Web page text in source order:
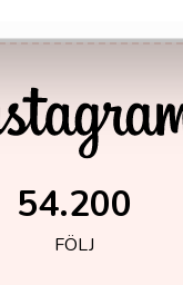
54.200
FÖLJ